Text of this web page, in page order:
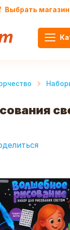
Выбрать магазин